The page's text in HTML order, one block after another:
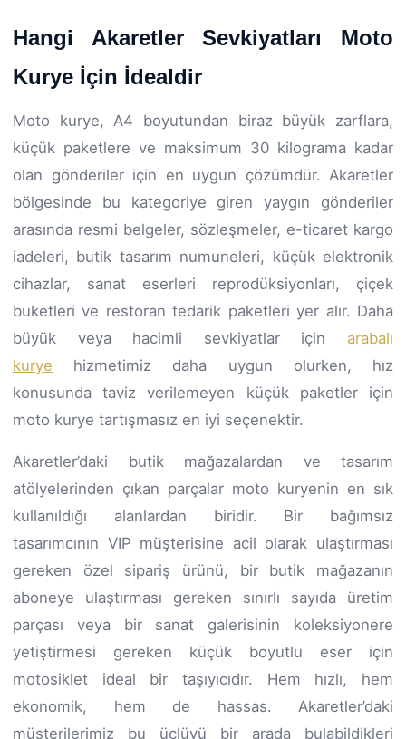
Hangi Akaretler Sevkiyatları Moto
Kurye İçin İdealdir
Moto kurye, A4 boyutundan biraz büyük zarflara,
küçük paketlere ve maksimum 30 kilograma kadar
olan gönderiler için en uygun çözümdür. Akaretler
bölgesinde bu kategoriye giren yaygın gönderiler
arasında resmi belgeler, sözleşmeler, e-ticaret kargo
iadeleri, butik tasarım numuneleri, küçük elektronik
cihazlar, sanat eserleri reprodüksiyonları, çiçek
buketleri ve restoran tedarik paketleri yer alır. Daha
büyük veya hacimli sevkiyatlar için arabalı
kurye hizmetimiz daha uygun olurken, hız
konusunda taviz verilemeyen küçük paketler için
moto kurye tartışmasız en iyi seçenektir.
Akaretler’daki butik mağazalardan ve tasarım
atölyelerinden çıkan parçalar moto kuryenin en sık
kullanıldığı alanlardan biridir. Bir bağımsız
tasarımcının VIP müşterisine acil olarak ulaştırması
gereken özel sipariş ürünü, bir butik mağazanın
aboneye ulaştırması gereken sınırlı sayıda üretim
parçası veya bir sanat galerisinin koleksiyonere
yetiştirmesi gereken küçük boyutlu eser için
motosiklet ideal bir taşıyıcıdır. Hem hızlı, hem
ekonomik, hem de hassas. Akaretler’daki
müşterilerimiz bu üçlüyü bir arada bulabildikleri